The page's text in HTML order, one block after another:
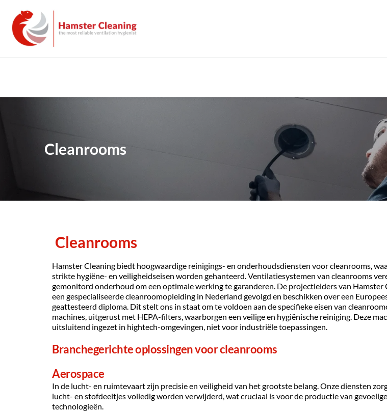
Cleanrooms
Cleanrooms
Hamster Cleaning biedt hoogwaardige reinigings- en onderhoudsdiensten voor cleanrooms,
strikte hygiëne- en veiligheidseisen worden gehanteerd. Ventilatiesystemen van cleanrooms
gemonitord onderhoud om een optimale werking te garanderen. De projectleiders van Hamster
een gespecialiseerde cleanroomopleiding in Nederland gevolgd en beschikken over een
geattesteerd diploma. Dit stelt ons in staat om te voldoen aan de specifieke eisen van
machines, uitgerust met HEPA-filters, waarborgen een veilige en hygiënische reiniging. Deze
uitsluitend ingezet in hightech-omgevingen, niet voor industriële toepassingen.
Branchegerichte oplossingen voor cleanrooms
Aerospace
In de lucht- en ruimtevaart zijn precisie en veiligheid van het grootste belang. Onze diensten
lucht- en stofdeeltjes volledig worden verwijderd, wat cruciaal is voor de productie van
technologieën.